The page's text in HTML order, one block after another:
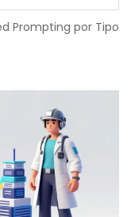
Prompting por Tipo